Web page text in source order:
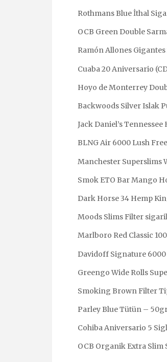
Rothmans Blue İthal
OCB Green Double
Ramón Allones Gigantes
Cuaba 20 Aniversario
Hoyo de Monterrey
Backwoods Silver Islak
Jack Daniel’s
BLNG Air 6000 Lush
Manchester Superslims
Smok ETO Bar Mango
Dark Horse 34 Hemp
Moods Slims Filter
Marlboro Red Classic
Davidoff Signature 6000
Greengo Wide Rolls
Smoking Brown Filter
Parley Blue Tütün –
Cohiba Aniversario 5
OCB Organik Extra Slim